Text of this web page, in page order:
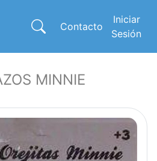
Contacto
Iniciar
Sesión
MINNIE